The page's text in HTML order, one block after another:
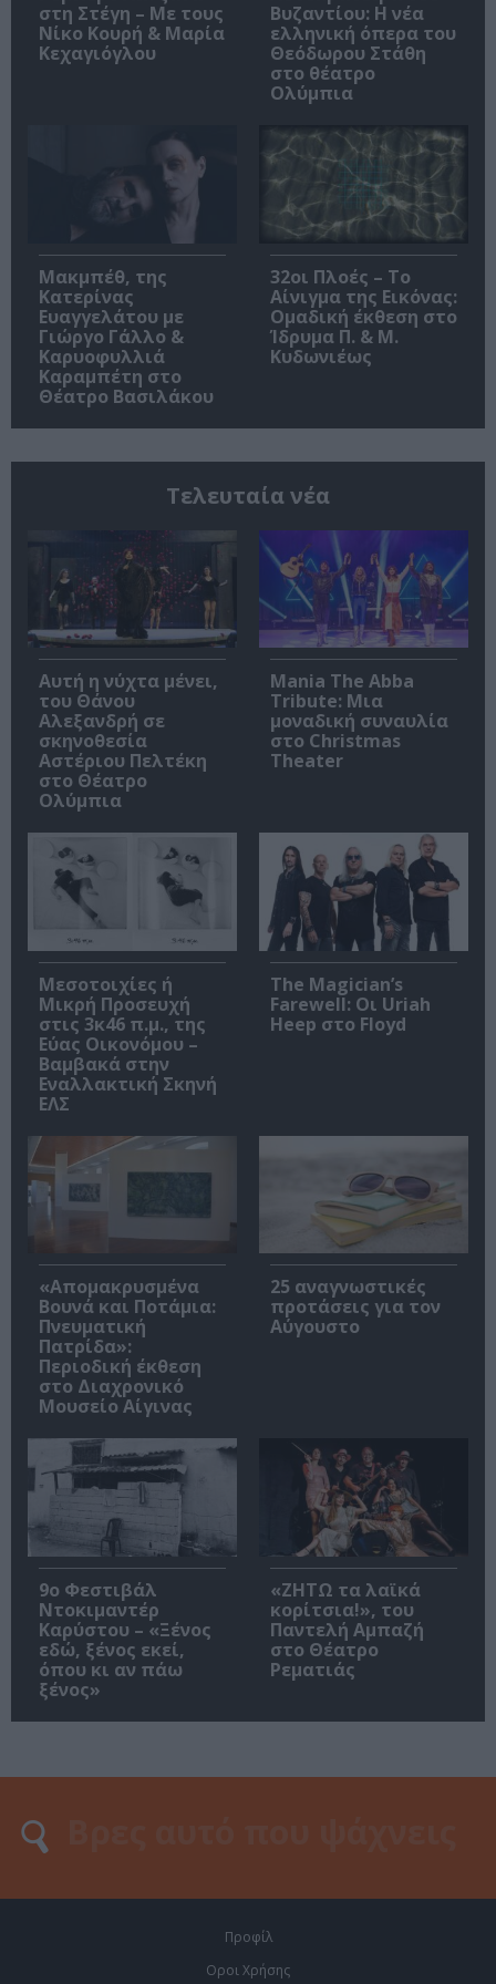
στη Στέγη – Με τους
Νίκο Κουρή & Μαρία
Κεχαγιόγλου
Βυζαντίου: Η νέα
ελληνική όπερα του
Θεόδωρου Στάθη
στο θέατρο
Ολύμπια
Μακμπέθ, της
Κατερίνας
Ευαγγελάτου με
Γιώργο Γάλλο &
Καρυοφυλλιά
Καραμπέτη στο
Θέατρο Βασιλάκου
32οι Πλοές – Το
Αίνιγμα της Εικόνας:
Ομαδική έκθεση στο
Ίδρυμα Π. & Μ.
Κυδωνιέως
Τελευταία νέα
Αυτή η νύχτα μένει,
του Θάνου
Αλεξανδρή σε
σκηνοθεσία
Αστέριου Πελτέκη
στο Θέατρο
Ολύμπια
Mania The Abba
Tribute: Μια
μοναδική συναυλία
στο Christmas
Theater
Μεσοτοιχίες ή
Μικρή Προσευχή
στις 3κ46 π.μ., της
Εύας Οικονόμου –
Βαμβακά στην
Εναλλακτική Σκηνή
ΕΛΣ
The Magician’s
Farewell: Οι Uriah
Heep στο Floyd
«Απομακρυσμένα
Βουνά και Ποτάμια:
Πνευματική
Πατρίδα»:
Περιοδική έκθεση
στο Διαχρονικό
Μουσείο Αίγινας
25 αναγνωστικές
προτάσεις για τον
Αύγουστο
9ο Φεστιβάλ
Ντοκιμαντέρ
Καρύστου – «Ξένος
εδώ, ξένος εκεί,
όπου κι αν πάω
ξένος»
«ΖΗΤΩ τα λαϊκά
κορίτσια!», του
Παντελή Αμπαζή
στο Θέατρο
Ρεματιάς
Προφίλ
Οροι Χρήσης